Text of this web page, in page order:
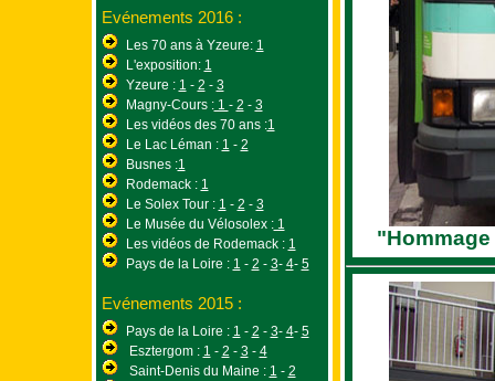
Evénements 2016 :
Les 70 ans à Yzeure: 1
L'exposition: 1
Yzeure : 1 - 2 - 3
Magny-Cours :1 - 2 - 3
Les vidéos des 70 ans :1
Le Lac Léman : 1 - 2
Busnes :1
Rodemack : 1
Le Solex Tour : 1 - 2 - 3
Le Musée du Vélosolex :1
Les vidéos de Rodemack : 1
Pays de la Loire : 1 - 2 - 3- 4- 5
Evénements 2015 :
Pays de la Loire : 1 - 2 - 3- 4- 5
Esztergom : 1 - 2 - 3- 4
Saint-Denis du Maine : 1 - 2